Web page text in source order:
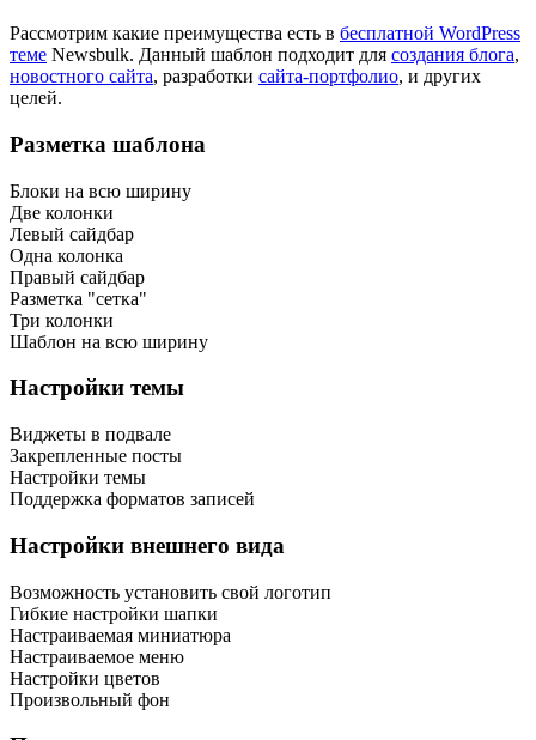
Рассмотрим какие преимущества есть в бесплатной WordPress
теме Newsbulk. Данный шаблон подходит для создания блога,
новостного сайта, разработки сайта-портфолио, и других
целей.
Разметка шаблона
Блоки на всю ширину
Две колонки
Левый сайдбар
Одна колонка
Правый сайдбар
Разметка "сетка"
Три колонки
Шаблон на всю ширину
Настройки темы
Виджеты в подвале
Закрепленные посты
Настройки темы
Поддержка форматов записей
Настройки внешнего вида
Возможность установить свой логотип
Гибкие настройки шапки
Настраиваемая миниатюра
Настраиваемое меню
Настройки цветов
Произвольный фон